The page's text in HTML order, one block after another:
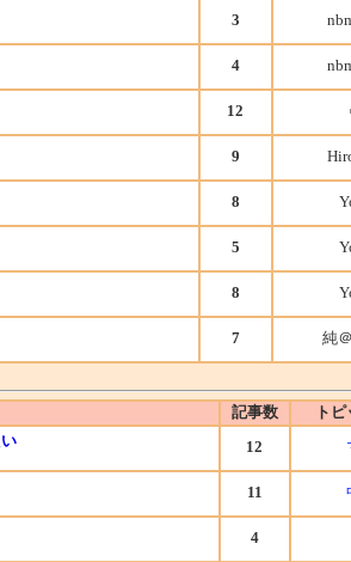
3
4
12
9
8
5
8
7 純
記事数 ト
12
11
4